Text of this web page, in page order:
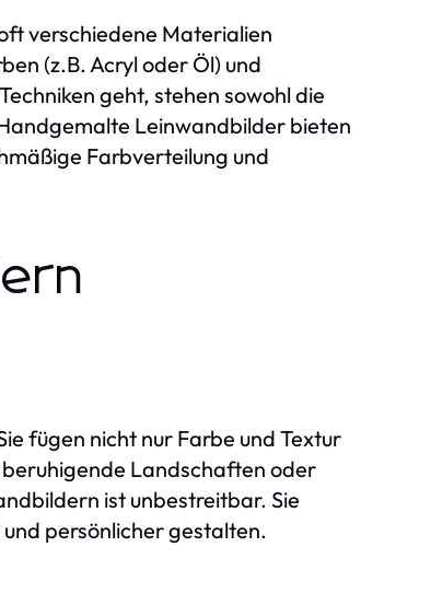
verschiedene Materialien
(z.B. Acryl oder Öl) und
geht, stehen sowohl die
Leinwandbilder bieten
Farbverteilung und
fügen nicht nur Farbe und Textur
Landschaften oder
ist unbestreitbar. Sie
persönlicher gestalten.